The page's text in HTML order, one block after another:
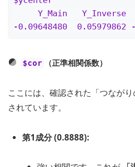
-0.09648480  0.05979862
$cor （正準相関係数）
ここには、確認された「つなが
されています。
第1成分 (0.8888):